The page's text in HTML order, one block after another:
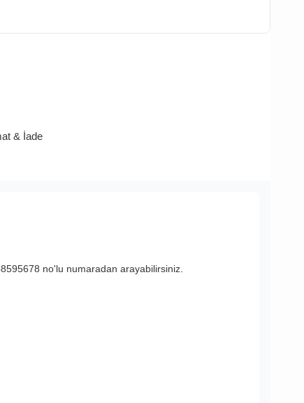
& İade
no'lu numaradan arayabilirsiniz.